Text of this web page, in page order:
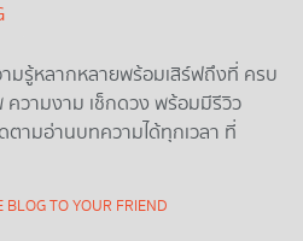
ามรู้หลากหลายพร้อมเสิร์ฟถึงที่ ครบ
ความงาม เช็กดวง พร้อมมีรีวิว
ามอ่านบทความได้ทุกเวลา ที่
BLOG TO YOUR FRIEND